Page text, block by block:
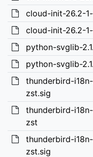
cloud-init-26.2-
cloud-init-26.2-
python-svglib-
python-svglib-
thunderbird-
zst.sig
thunderbird-
zst
thunderbird-
zst.sig